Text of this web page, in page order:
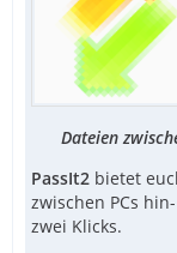
Dateien
PassIt2 bietet
zwischen PCs
zwei Klicks.